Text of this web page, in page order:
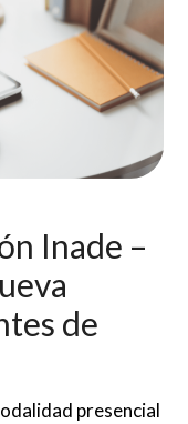
Inade –
de
presencial